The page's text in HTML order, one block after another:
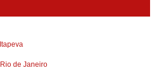
de Janeiro